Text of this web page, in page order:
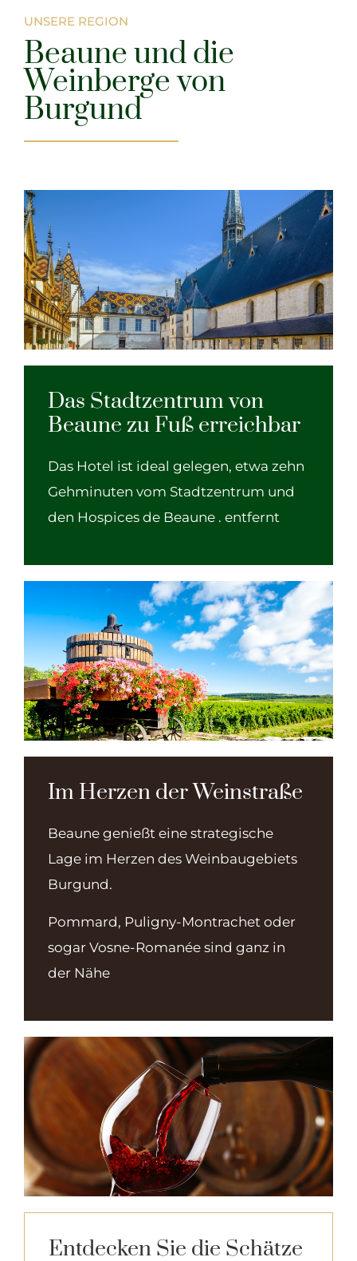
UNSERE REGION
Beaune und die
Weinberge von
Burgund
Das Stadtzentrum von
Beaune zu Fuß erreichbar
Das Hotel ist ideal gelegen, etwa zehn
Gehminuten vom Stadtzentrum und
den Hospices de Beaune . entfernt
Im Herzen der Weinstraße
Beaune genießt eine strategische
Lage im Herzen des Weinbaugebiets
Burgund.
Pommard, Puligny-Montrachet oder
sogar Vosne-Romanée sind ganz in
der Nähe
Entdecken Sie die Schätze